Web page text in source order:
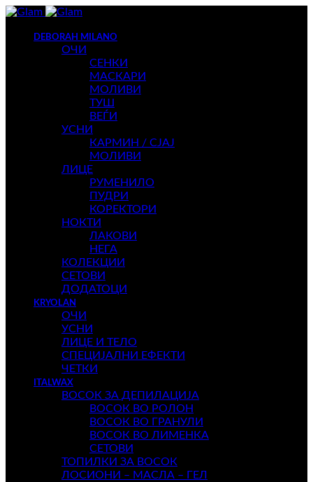
DEBORAH MILANO
ОЧИ
СЕНКИ
МАСКАРИ
МОЛИВИ
ТУШ
ВЕЃИ
УСНИ
КАРМИН / СЈАЈ
МОЛИВИ
ЛИЦЕ
РУМЕНИЛО
ПУДРИ
КОРЕКТОРИ
НОКТИ
ЛАКОВИ
НЕГА
КОЛЕКЦИИ
СЕТОВИ
ДОДАТОЦИ
KRYOLAN
ОЧИ
УСНИ
ЛИЦЕ И ТЕЛО
СПЕЦИЈАЛНИ ЕФЕКТИ
ЧЕТКИ
ITALWAX
ВОСОК ЗА ДЕПИЛАЦИЈА
ВОСОК ВО РОЛОН
ВОСОК ВО ГРАНУЛИ
ВОСОК ВО ЛИМЕНКА
СЕТОВИ
ТОПИЛКИ ЗА ВОСОК
ЛОСИОНИ – МАСЛА – ГЕЛ